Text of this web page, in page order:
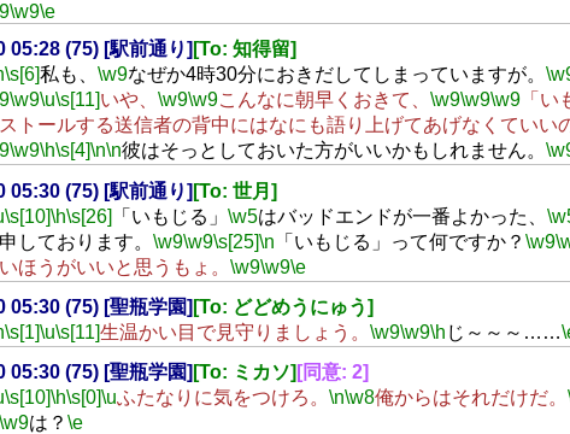
\w9\e
05:28 (75) [駅前通り] [To: 知得留]
\s[6]私も、 \w9なぜか4時30分におきだしてしまっていますが。
\w9\u\s[11]いや、 \w9\w9こんなに朝早くおきて、 \w9\w9\w9「い
トールする送信者の背中にはなにも語り上げてあげなくていい
\w9\h\s[4]\n\n彼はそっとしておいた方がいいかもしれません。
05:30 (75) [駅前通り] [To: 世月]
\s[10]\h\s[26] 「いもじる」 \w5はバッドエンドが一番よかった、
しております。 \w9\w9\s[25]\n 「いもじる」って何ですか？ \w9
ほうがいいと思うもょ。 \w9\w9\e
05:30 (75) [聖瓶学園] [To: どどめうにゅう]
\s[1]\u\s[11]生温かい目で見守りましょう。 \w9\w9\h じ～～～……
05:30 (75) [聖瓶学園] [To: ミカソ] [同意: 2]
\s[10]\h\s[0]\uふたなりに気をつけろ。 \n\w8俺からはそれだけだ。
\w9は？ \e